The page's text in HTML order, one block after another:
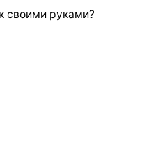
своими руками?